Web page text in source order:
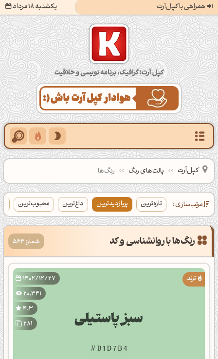
همراهی با کپل‌آرت یکشنبه 18 مرداد
کپل‌آرت؛ گرافیک، برنامه‌نویسی و خلاقیت
کپل‌آرت پالت‌های رنگ رنگ‌ها
مرتب‌سازی : تازه‌ترین پربازدیدترین داغ‌ترین محبوب‌ترین
شمار: 564
1402/12/27
20,341
4.3
281